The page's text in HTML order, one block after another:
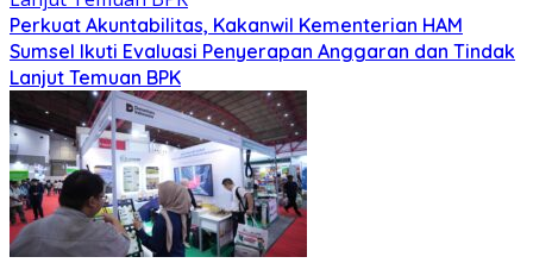
Perkuat Akuntabilitas, Kakanwil Kementerian HAM
Sumsel Ikuti Evaluasi Penyerapan Anggaran dan Tindak
Lanjut Temuan BPK